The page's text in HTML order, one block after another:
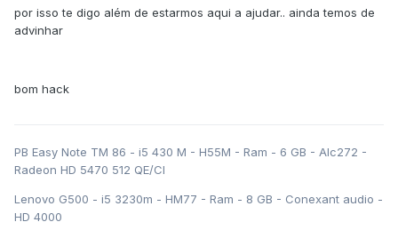
por isso te digo além de estarmos aqui a ajudar.. ainda temos de
advinhar
bom hack
PB Easy Note TM 86 - i5 430 M - H55M - Ram - 6 GB - Alc272 -
Radeon HD 5470 512 QE/CI
Lenovo G500 - i5 3230m - HM77 - Ram - 8 GB - Conexant audio -
HD 4000